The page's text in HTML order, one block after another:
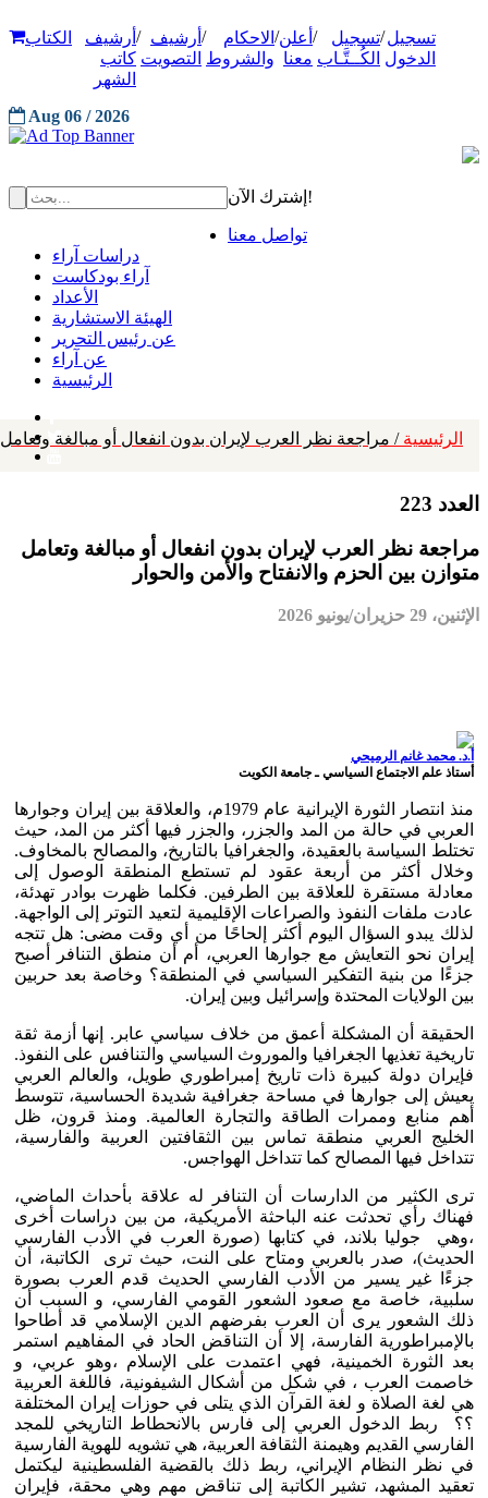
تسجيل
الدخول
/تسجيل
الكُــتَّـاب
/ أعلن
معنا
/ الاحكام
والشروط
/ أرشيف
التصويت
/ أرشيف
كاتب
الشهر
الكتاب
Aug 06 / 2026
إشترك الآن!
تواصل معنا
دراسات آراء
آراء بودكاست
الأعداد
الهيئة الاستشارية
عن رئيس التحرير
عن آراء
الرئيسية
الرئيسية / مراجعة نظر العرب لإيران بدون انفعال أو مبالغة وتعامل
العدد 223
مراجعة نظر العرب لإيران بدون انفعال أو مبالغة وتعامل
متوازن بين الحزم والانفتاح والأمن والحوار
الإثنين، 29 حزيران/يونيو 2026
أ.د. محمد غانم الرميحي
أستاذ علم الاجتماع السياسي ـ جامعة الكويت
منذ انتصار الثورة الإيرانية عام 1979م، والعلاقة بين إيران وجوارها
العربي في حالة من المد والجزر، والجزر فيها أكثر من المد، حيث
تختلط السياسة بالعقيدة، والجغرافيا بالتاريخ، والمصالح بالمخاوف.
وخلال أكثر من أربعة عقود لم تستطع المنطقة الوصول إلى
معادلة مستقرة للعلاقة بين الطرفين. فكلما ظهرت بوادر تهدئة،
عادت ملفات النفوذ والصراعات الإقليمية لتعيد التوتر إلى الواجهة.
لذلك يبدو السؤال اليوم أكثر إلحاحًا من أي وقت مضى: هل تتجه
إيران نحو التعايش مع جوارها العربي، أم أن منطق التنافر أصبح
جزءًا من بنية التفكير السياسي في المنطقة؟ وخاصة بعد حربين
بين الولايات المحتدة وإسرائيل وبين إيران.
الحقيقة أن المشكلة أعمق من خلاف سياسي عابر. إنها أزمة ثقة
تاريخية تغذيها الجغرافيا والموروث السياسي والتنافس على النفوذ.
فإيران دولة كبيرة ذات تاريخ إمبراطوري طويل، والعالم العربي
يعيش إلى جوارها في مساحة جغرافية شديدة الحساسية، تتوسط
أهم منابع وممرات الطاقة والتجارة العالمية. ومنذ قرون، ظل
الخليج العربي منطقة تماس بين الثقافتين العربية والفارسية،
تتداخل فيها المصالح كما تتداخل الهواجس.
ترى الكثير من الدارسات أن التنافر له علاقة بأحداث الماضي،
فهناك رأي تحدثت عنه الباحثة الأمريكية، من بين دراسات أخرى
،وهي جوليا بلاند، في كتابها (صورة العرب في الأدب الفارسي
الحديث)، صدر بالعربي ومتاح على النت، حيث ترى الكاتبة، أن
جزءًا غير يسير من الأدب الفارسي الحديث قدم العرب بصورة
سلبية، خاصة مع صعود الشعور القومي الفارسي، و السبب أن
ذلك الشعور يرى أن العرب بفرضهم الدين الإسلامي قد أطاحوا
بالإمبراطورية الفارسة، إلا أن التناقض الحاد في المفاهيم استمر
بعد الثورة الخمينية، فهي اعتمدت على الإسلام ،وهو عربي، و
خاصمت العرب ، في شكل من أشكال الشيفونية، فاللغة العربية
هي لغة الصلاة و لغة القرآن الذي يتلى في حوزات إيران المختلفة
؟؟ ربط الدخول العربي إلى فارس بالانحطاط التاريخي للمجد
الفارسي القديم وهيمنة الثقافة العربية، هي تشويه للهوية الفارسية
في نظر النظام الإيراني، ربط ذلك بالقضية الفلسطينية ليكتمل
تعقيد المشهد، تشير الكاتبة إلى تناقض مهم وهي محقة، فإيران